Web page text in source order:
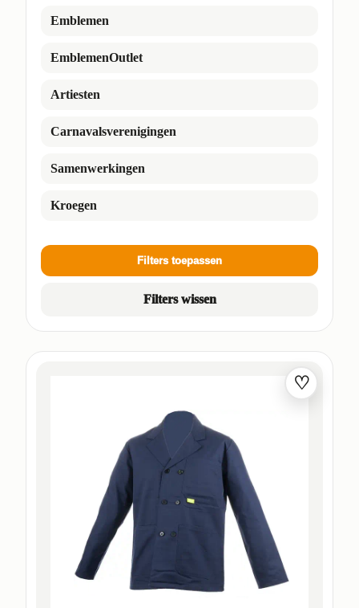
Emblemen
EmblemenOutlet
Artiesten
Carnavalsverenigingen
Samenwerkingen
Kroegen
Filters toepassen
Filters wissen
♡